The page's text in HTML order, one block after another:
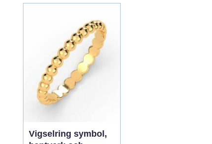
högre
säkerhet än vägg...
Vigselring symbol,